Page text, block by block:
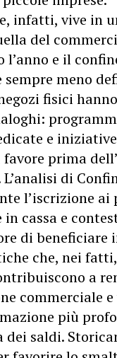
infatti, vive in
del
e il
meno
fisici
e
prima
L’analisi di
l’iscrizione
cassa e
di beneficiare
che, nei
a
commerciale
più
dei saldi.